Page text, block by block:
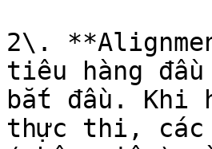
2\.
tiêu hàng
bắt đầu. Khi
thực thi, các